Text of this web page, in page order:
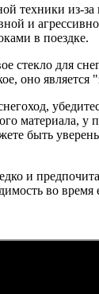
техники из-
и
в поездке.
стекло для
оно является
материала, у
быть
и
во время